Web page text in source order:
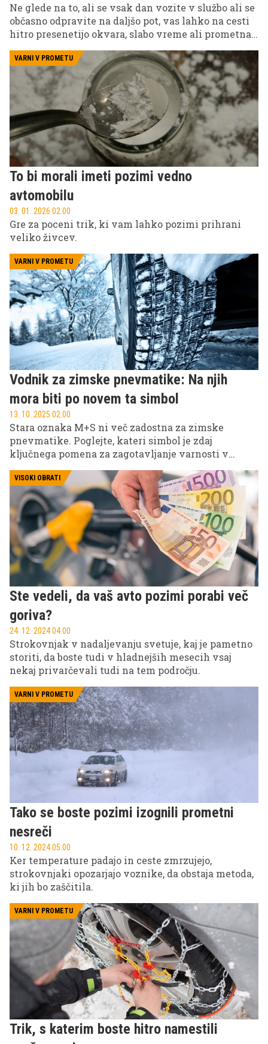
Ne glede na to, ali se vsak dan vozite v službo ali se
občasno odpravite na daljšo pot, vas lahko na cesti
hitro presenetijo okvara, slabo vreme ali prometna
razlika med neprijetno izkušnjo in resnim zapletom
pogosto ni sreča, temveč pripravljenost.
VARNI V PROMETU
To bi morali imeti pozimi vedno
avtomobilu
03. 01. 2026 02.00
Gre za poceni trik, ki vam lahko pozimi prihrani
veliko živcev.
VARNI V PROMETU
Vodnik za zimske pnevmatike: Na njih
mora biti po novem ta simbol
13. 10. 2025 02.00
Stara oznaka M+S ni več zadostna za zimske
pnevmatike. Poglejte, kateri simbol je zdaj
ključnega pomena za zagotavljanje varnosti v
VISOKI OBRATI
Ste vedeli, da vaš avto pozimi porabi več
goriva?
24. 12. 2024 04.00
Strokovnjak v nadaljevanju svetuje, kaj je pametno
storiti, da boste tudi v hladnejših mesecih vsaj
nekaj privarčevali tudi na tem področju.
VARNI V PROMETU
Tako se boste pozimi izognili prometni
nesreči
10. 12. 2024 05.00
Ker temperature padajo in ceste zmrzujejo,
strokovnjaki opozarjajo voznike, da obstaja metoda,
ki jih bo zaščitila.
VARNI V PROMETU
Trik, s katerim boste hitro namestili